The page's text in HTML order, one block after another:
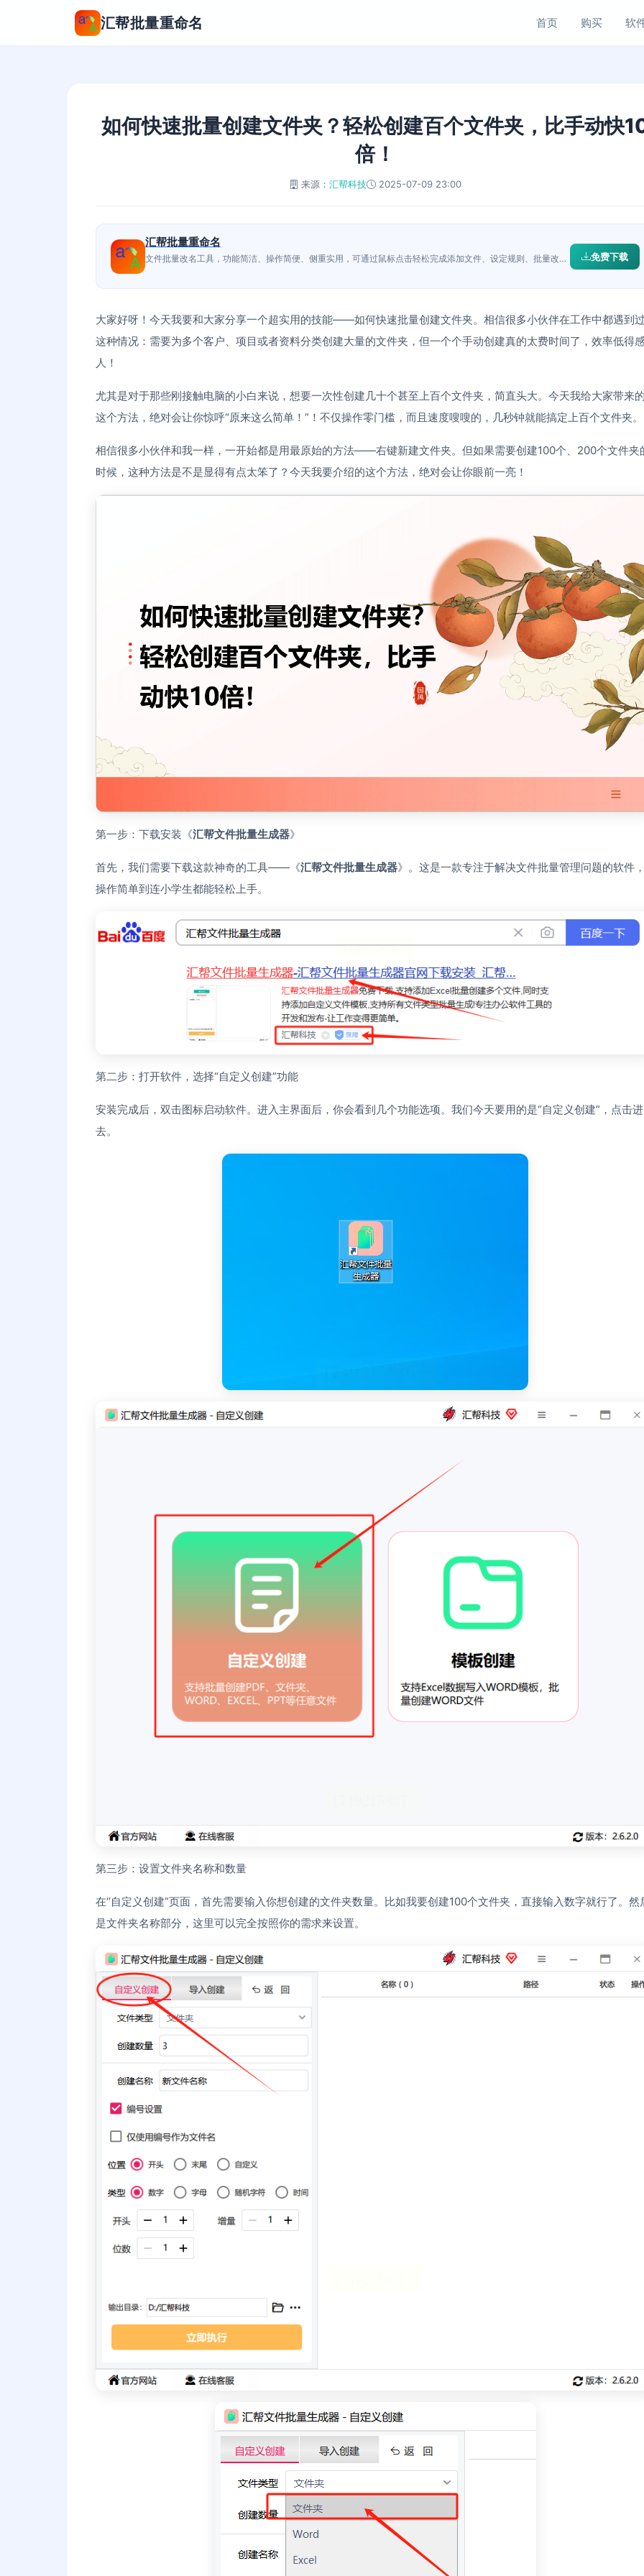
汇帮批量重命名 首页 购买 软
如何快速批量创建文件夹？轻松创建百个文件夹，比手动快
倍！
来源： 汇帮科技 2025-07-09 23:00
汇帮批量重命名
文件批量改名工具，功能简洁、操作简便、侧重实用，可通过鼠标点击轻松完成添加文件、设定规则、批量改名的操作，并且支持windows所有文件格式，让文件批量重命名更简单。 免费下载
大家好呀！今天我要和大家分享一个超实用的技能——如何快速批量创建文件夹。相信很多小伙伴在工作中都遇到
这种情况：需要为多个客户、项目或者资料分类创建大量的文件夹，但一个个手动创建真的太费时间了，效率低得
人！
尤其是对于那些刚接触电脑的小白来说，想要一次性创建几十个甚至上百个文件夹，简直头大。今天我给大家带来
这个方法，绝对会让你惊呼“原来这么简单！”！不仅操作零门槛，而且速度嗖嗖的，几秒钟就能搞定上百个文件夹。
相信很多小伙伴和我一样，一开始都是用最原始的方法——右键新建文件夹。但如果需要创建100个、200个文件夹
时候，这种方法是不是显得有点太笨了？今天我要介绍的这个方法，绝对会让你眼前一亮！
第一步：下载安装《汇帮文件批量生成器》
首先，我们需要下载这款神奇的工具——《汇帮文件批量生成器》。这是一款专注于解决文件批量管理问题的软件
操作简单到连小学生都能轻松上手。
第二步：打开软件，选择“自定义创建”功能
安装完成后，双击图标启动软件。进入主界面后，你会看到几个功能选项。我们今天要用的是“自定义创建”，点击进
去。
第三步：设置文件夹名称和数量
在“自定义创建”页面，首先需要输入你想创建的文件夹数量。比如我要创建100个文件夹，直接输入数字就行了。然
是文件夹名称部分，这里可以完全按照你的需求来设置。